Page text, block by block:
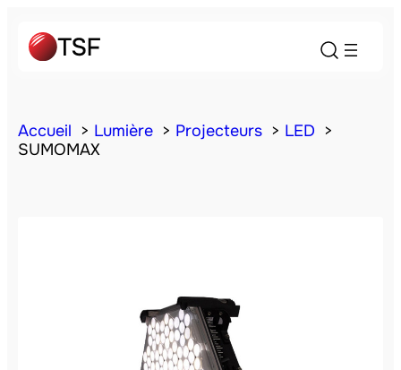
Accueil Lumière Projecteurs
LED
SUMOMAX